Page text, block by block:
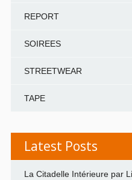
REPORT
SOIREES
STREETWEAR
TAPE
Latest Posts
La Citadelle Intérieure par